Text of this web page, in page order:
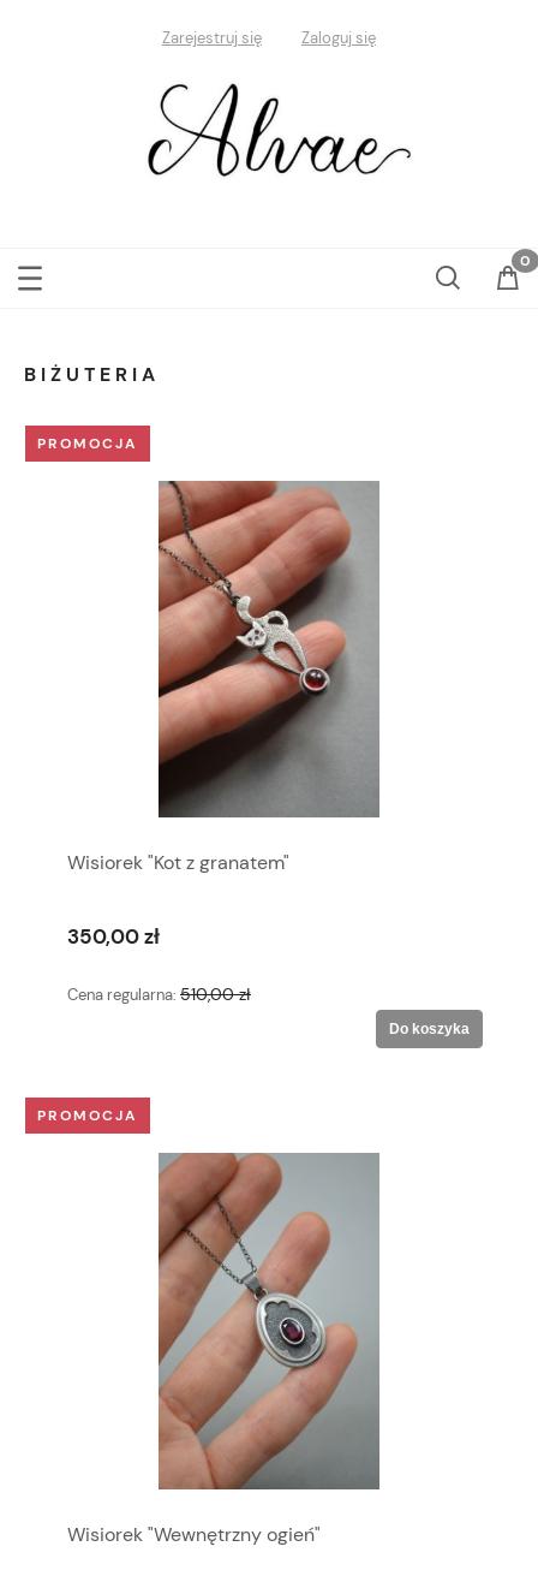
Zarejestruj się Zaloguj się
BIŻUTERIA
Wisiorek "Kot z granatem"
350,00 zł
Cena regularna: 510,00 zł
Do koszyka
PROMOCJA
Wisiorek "Wewnętrzny ogień"
PROMOCJA